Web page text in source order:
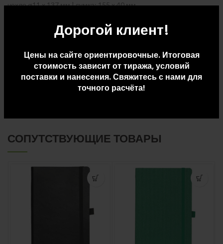
Дорогой клиент!
Цены на сайте ориентировочные. Итоговая
стоимость зависит от тиража, условий
поставки и нанесения. Свяжитесь с нами для
точного расчёта!
чехле.ø11 x 137 мм | сумка: 155 x 40 мм
ДОПОЛНИТЕЛЬНАЯ ИНФОРМАЦИЯ
ДОСТАВКА И ОПЛАТА
СОПУТСТВУЮЩИЕ ТОВАРЫ